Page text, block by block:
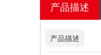
产品描述
产品描述